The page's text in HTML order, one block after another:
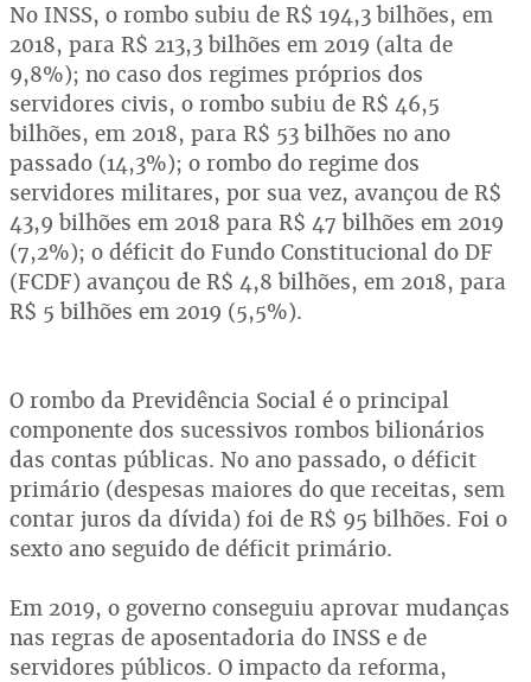
No INSS, o rombo subiu de R$ 194,3 bilhões, em
2018, para R$ 213,3 bilhões em 2019 (alta de
9,8%); no caso dos regimes próprios dos
servidores civis, o rombo subiu de R$ 46,5
bilhões, em 2018, para R$ 53 bilhões no ano
passado (14,3%); o rombo do regime dos
servidores militares, por sua vez, avançou de R$
43,9 bilhões em 2018 para R$ 47 bilhões em 2019
(7,2%); o déficit do Fundo Constitucional do DF
(FCDF) avançou de R$ 4,8 bilhões, em 2018, para
R$ 5 bilhões em 2019 (5,5%).
O rombo da Previdência Social é o principal
componente dos sucessivos rombos bilionários
das contas públicas. No ano passado, o déficit
primário (despesas maiores do que receitas, sem
contar juros da dívida) foi de R$ 95 bilhões. Foi o
sexto ano seguido de déficit primário.
Em 2019, o governo conseguiu aprovar mudanças
nas regras de aposentadoria do INSS e de
servidores públicos. O impacto da reforma,